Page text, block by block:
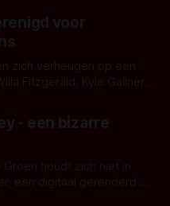
topic deze keer is (kon
Kijk je mee?
voor
zich verheugen op een
Fitzgerald, Kyle Gallner
feature waarvoor de
- een bizarre
houdt zich niet in
een digitaal gerenderd en